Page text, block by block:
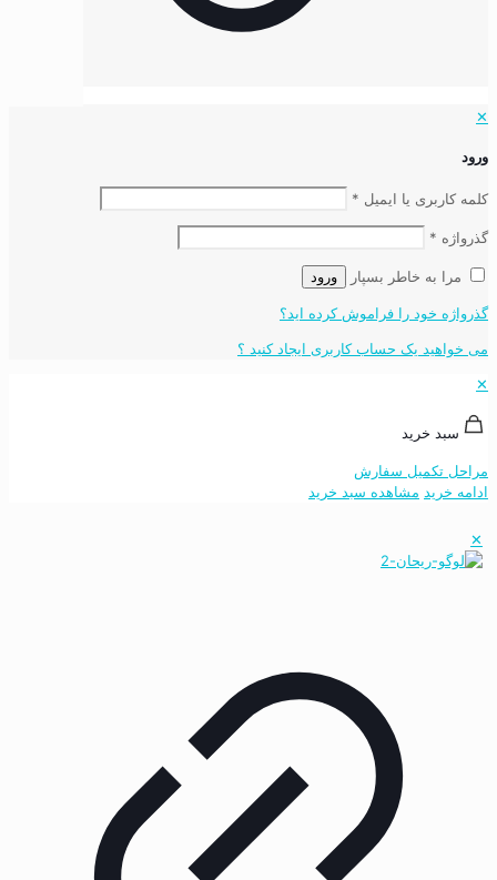
✕
ورود
کلمه کاربری یا ایمیل *
گذرواژه *
مرا به خاطر بسپار ورود
گذرواژه خود را فراموش کرده اید؟
می خواهید یک حساب کاربری ایجاد کنید ؟
✕
سبد خرید
مراحل تکمیل سفارش
ادامه خرید مشاهده سبد خرید
✕